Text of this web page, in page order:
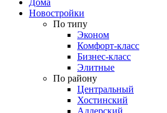
Дома
Новостройки
По типу
Эконом
Комфорт-класс
Бизнес-класс
Элитные
По району
Центральный
Хостинский
Адлерский